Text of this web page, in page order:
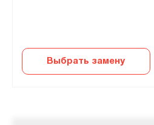
Выбрать замену